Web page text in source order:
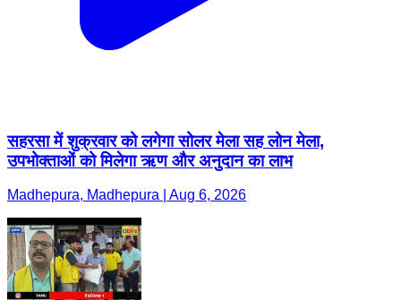
सहरसा में शुक्रवार को लगेगा सोलर मेला सह लोन मेला,
उपभोक्ताओं को मिलेगा ऋण और अनुदान का लाभ
Madhepura, Madhepura | Aug 6, 2026